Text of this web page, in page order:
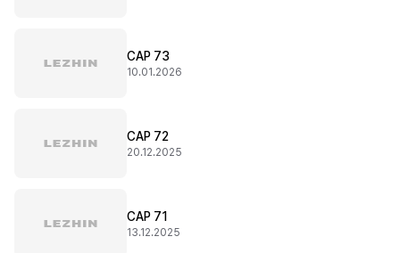
CAP 73
10.01.2026
CAP 72
20.12.2025
CAP 71
13.12.2025